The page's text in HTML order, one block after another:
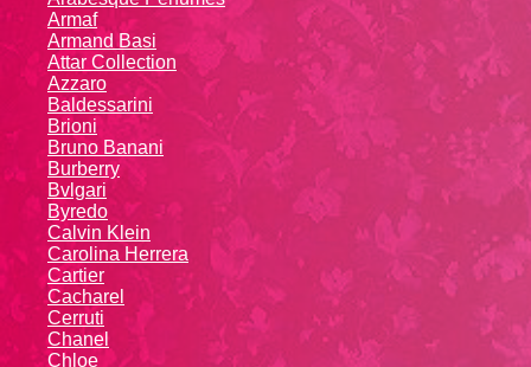
Armaf
Armand Basi
Attar Collection
Azzaro
Baldessarini
Brioni
Bruno Banani
Burberry
Bvlgari
Byredo
Calvin Klein
Carolina Herrera
Cartier
Caсhаrеl
Cerruti
Chanel
Chloe